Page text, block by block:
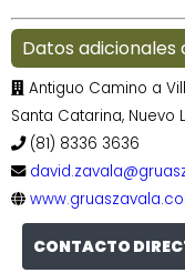
Datos adicionales
Antiguo Camino a
Santa Catarina, Nuevo
(81) 8336 3636
CONTACTO